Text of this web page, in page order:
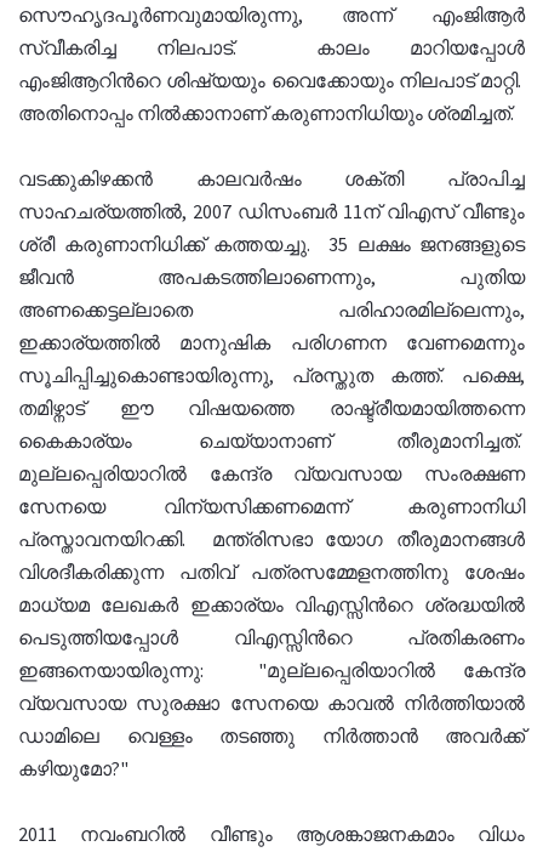
സൌഹൃദപൂർണവുമായിരുന്നു, അന്ന് എംജിആർ
സ്വീകരിച്ച നിലപാട്. കാലം മാറിയപ്പോൾ
എംജിആറിൻറെ ശിഷ്യയും വൈക്കോയും നിലപാട് മാറ്റി.
അതിനൊപ്പം നിൽക്കാനാണ് കരുണാനിധിയും ശ്രമിച്ചത്.
വടക്കുകിഴക്കൻ കാലവർഷം ശക്തി പ്രാപിച്ച
സാഹചര്യത്തിൽ, 2007 ഡിസംബർ 11ന് വിഎസ് വീണ്ടും
ശ്രീ കരുണാനിധിക്ക് കത്തയച്ചു. 35 ലക്ഷം ജനങ്ങളുടെ
ജീവൻ അപകടത്തിലാണെന്നും, പുതിയ
അണക്കെട്ടല്ലാതെ പരിഹാരമില്ലെന്നും,
ഇക്കാര്യത്തിൽ മാനുഷിക പരിഗണന വേണമെന്നും
സൂചിപ്പിച്ചുകൊണ്ടായിരുന്നു, പ്രസ്തുത കത്ത്. പക്ഷെ,
തമിഴ്നാട് ഈ വിഷയത്തെ രാഷ്ട്രീയമായിത്തന്നെ
കൈകാര്യം ചെയ്യാനാണ് തീരുമാനിച്ചത്.
മുല്ലപ്പെരിയാറിൽ കേന്ദ്ര വ്യവസായ സംരക്ഷണ
സേനയെ വിന്യസിക്കണമെന്ന് കരുണാനിധി
പ്രസ്താവനയിറക്കി. മന്ത്രിസഭാ യോഗ തീരുമാനങ്ങൾ
വിശദീകരിക്കുന്ന പതിവ് പത്രസമ്മേളനത്തിനു ശേഷം
മാധ്യമ ലേഖകർ ഇക്കാര്യം വിഎസ്സിൻറെ ശ്രദ്ധയിൽ
പെടുത്തിയപ്പോൾ വിഎസ്സിൻറെ പ്രതികരണം
ഇങ്ങനെയായിരുന്നു: "മുല്ലപ്പെരിയാറിൽ കേന്ദ്ര
വ്യവസായ സുരക്ഷാ സേനയെ കാവൽ നിർത്തിയാൽ
ഡാമിലെ വെള്ളം തടഞ്ഞു നിർത്താൻ അവർക്ക്
കഴിയുമോ?"
2011 നവംബറിൽ വീണ്ടും ആശങ്കാജനകമാം വിധം